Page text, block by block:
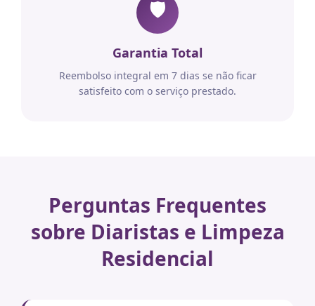
🛡️
Garantia Total
Reembolso integral em 7 dias se não ficar
satisfeito com o serviço prestado.
Perguntas Frequentes
sobre Diaristas e Limpeza
Residencial